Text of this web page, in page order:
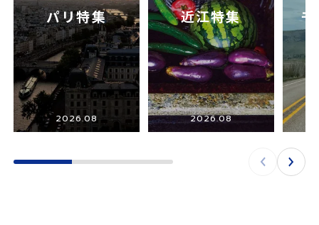
パリ特集
2026.08
近江特集
2026.08
モ